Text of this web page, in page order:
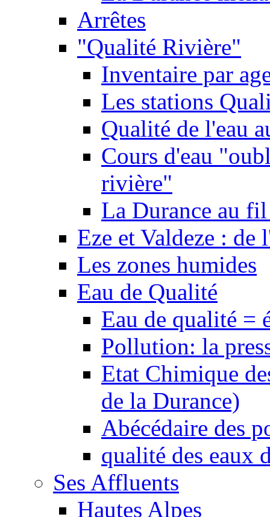
Arrêtes
"Qualité Rivière"
Inventaire par
Les stations
Qualité de l'eau
Cours d'eau
rivière"
La Durance au
Eze et Valdeze : de
Les zones humides
Eau de Qualité
Eau de qualité =
Pollution: la
Etat Chimique
de la Durance)
Abécédaire des
qualité des eaux
Ses Affluents
Hautes Alpes